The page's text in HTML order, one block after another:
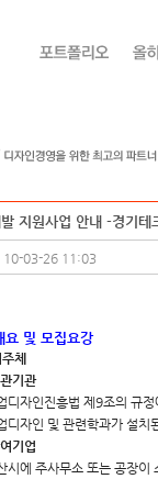
지원사업 안내 -경기테
10-03-26 11:03
요 및 모집요강
체
기관
자인진흥법 제9조의 규정
자인 및 관련학과가 설치
기업
에 주사무소 또는 공장이